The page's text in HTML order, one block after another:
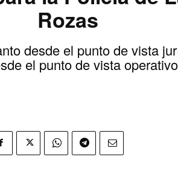
Rozas
desde el punto de vista
el punto de vista